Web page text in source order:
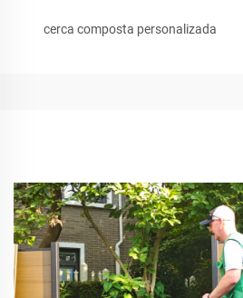
cerca composta personalizada